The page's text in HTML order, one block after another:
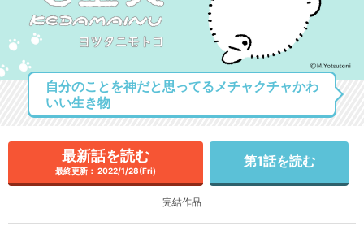
自分のことを神だと思ってるメチャクチャかわ
いい生き物
最新話を読む
最終更新： 2022/1/28(Fri)
第1話を読む
完結作品